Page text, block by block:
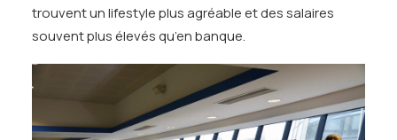
trouvent un lifestyle plus agréable et des salaires
souvent plus élevés qu’en banque.